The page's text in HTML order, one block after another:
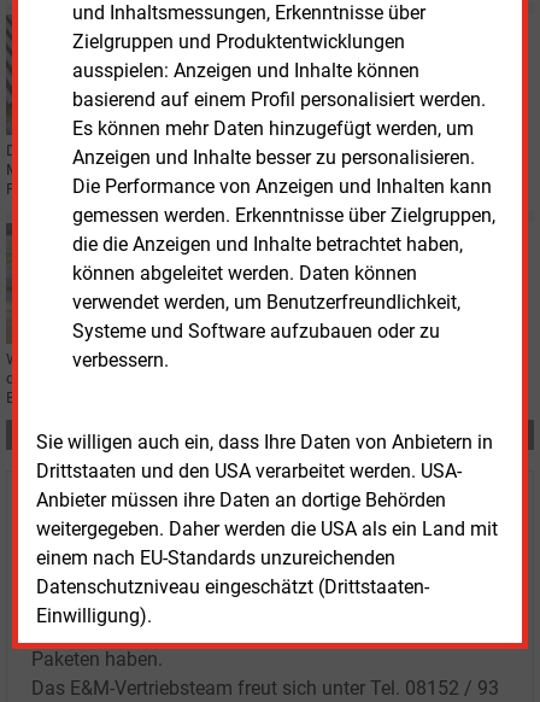
und Inhaltsmessungen, Erkenntnisse über
Zielgruppen und Produktentwicklungen
ausspielen: Anzeigen und Inhalte können
basierend auf einem Profil personalisiert werden.
Es können mehr Daten hinzugefügt werden, um
Anzeigen und Inhalte besser zu personalisieren.
Die Performance von Anzeigen und Inhalten kann
gemessen werden. Erkenntnisse über Zielgruppen,
die die Anzeigen und Inhalte betrachtet haben,
können abgeleitet werden. Daten können
verwendet werden, um Benutzerfreundlichkeit,
Systeme und Software aufzubauen oder zu
verbessern.
Sie willigen auch ein, dass Ihre Daten von Anbietern in
Drittstaaten und den USA verarbeitet werden. USA-
Anbieter müssen ihre Daten an dortige Behörden
weitergegeben. Daher werden die USA als ein Land mit
einem nach EU-Standards unzureichenden
Datenschutzniveau eingeschätzt (Drittstaaten-
Einwilligung).
PHOTOVOLTAIK
Rekord-Solarpark im Ländle dank großer
Kooperation
Das Ländle feiert seinen Rekord-Solarpark: Ein Gemeinschaftsprojekt im
Main-Tauber-Kreis kommt auf eine Gesamtleistung von 68 MW – und ohne
Förderung durch das EEG aus.
Freitag, 19.01.2024, 11:56
PHOTOVOLTAIK
EnBW beteiligt lokale Bürger an PV-Parks
Wer in Bingen (Baden-Württemberg) gemeldet ist, darf ein Nachrangdarlehen
des Betreibers EnBW zeichnen. Es gibt 5,25 Prozent Zinsen. Das nächste
Beteiligungsmodell steht schon fest.
Teilen:
Haben Sie Interesse an Content oder
Mehrfachzugängen für Ihr Unternehmen?
Sprechen Sie uns an, wenn Sie Fragen zur Nutzung von
E&M-Inhalten oder den verschiedenen Abonnement-
Paketen haben.
Das E&M-Vertriebsteam freut sich unter Tel. 08152 / 93